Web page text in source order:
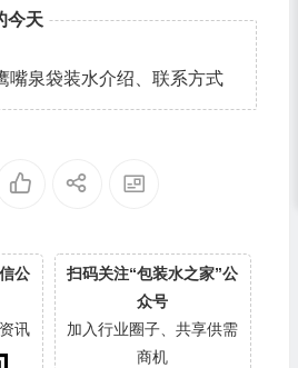
今天
嘴泉袋装水介绍、联系方式
公
讯
扫码关注“包装水之家”公
众号
加入行业圈子、共享供需
商机